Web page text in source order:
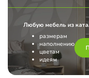
Любую мебель из
размерам
наполнению
цветам
идеям